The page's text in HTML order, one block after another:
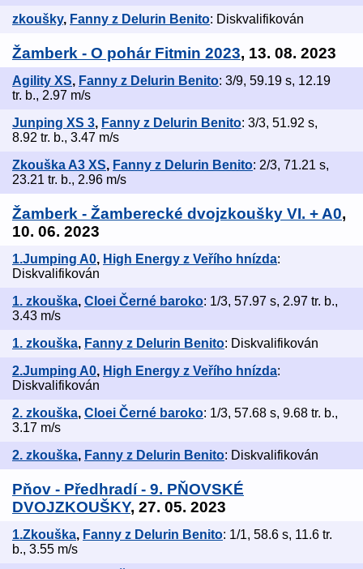
zkoušky, Fanny z Delurin Benito: Diskvalifikován
Žamberk - O pohár Fitmin 2023, 13. 08. 2023
Agility XS, Fanny z Delurin Benito: 3/9, 59.19 s, 12.19
tr. b., 2.97 m/s
Junping XS 3, Fanny z Delurin Benito: 3/3, 51.92 s,
8.92 tr. b., 3.47 m/s
Zkouška A3 XS, Fanny z Delurin Benito: 2/3, 71.21 s,
23.21 tr. b., 2.96 m/s
Žamberk - Žamberecké dvojzkoušky VI. + A0,
10. 06. 2023
1.Jumping A0, High Energy z Veřího hnízda:
Diskvalifikován
1. zkouška, Cloei Černé baroko: 1/3, 57.97 s, 2.97 tr. b.,
3.43 m/s
1. zkouška, Fanny z Delurin Benito: Diskvalifikován
2.Jumping A0, High Energy z Veřího hnízda:
Diskvalifikován
2. zkouška, Cloei Černé baroko: 1/3, 57.68 s, 9.68 tr. b.,
3.17 m/s
2. zkouška, Fanny z Delurin Benito: Diskvalifikován
Pňov - Předhradí - 9. PŇOVSKÉ
DVOJZKOUŠKY, 27. 05. 2023
1.Zkouška, Fanny z Delurin Benito: 1/1, 58.6 s, 11.6 tr.
b., 3.55 m/s